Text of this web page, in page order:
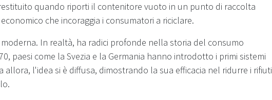
quando riporti il contenitore vuoto in un punto di raccolta
che incoraggia i consumatori a riciclare.
In realtà, ha radici profonde nella storia del consumo
paesi come la Svezia e la Germania hanno introdotto i primi sistemi
allora, l'idea si è diffusa, dimostrando la sua efficacia nel ridurre i rifiuti